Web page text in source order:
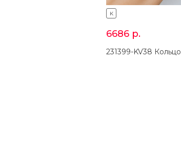
K
6686 р.
231399-KV38 Кольцо